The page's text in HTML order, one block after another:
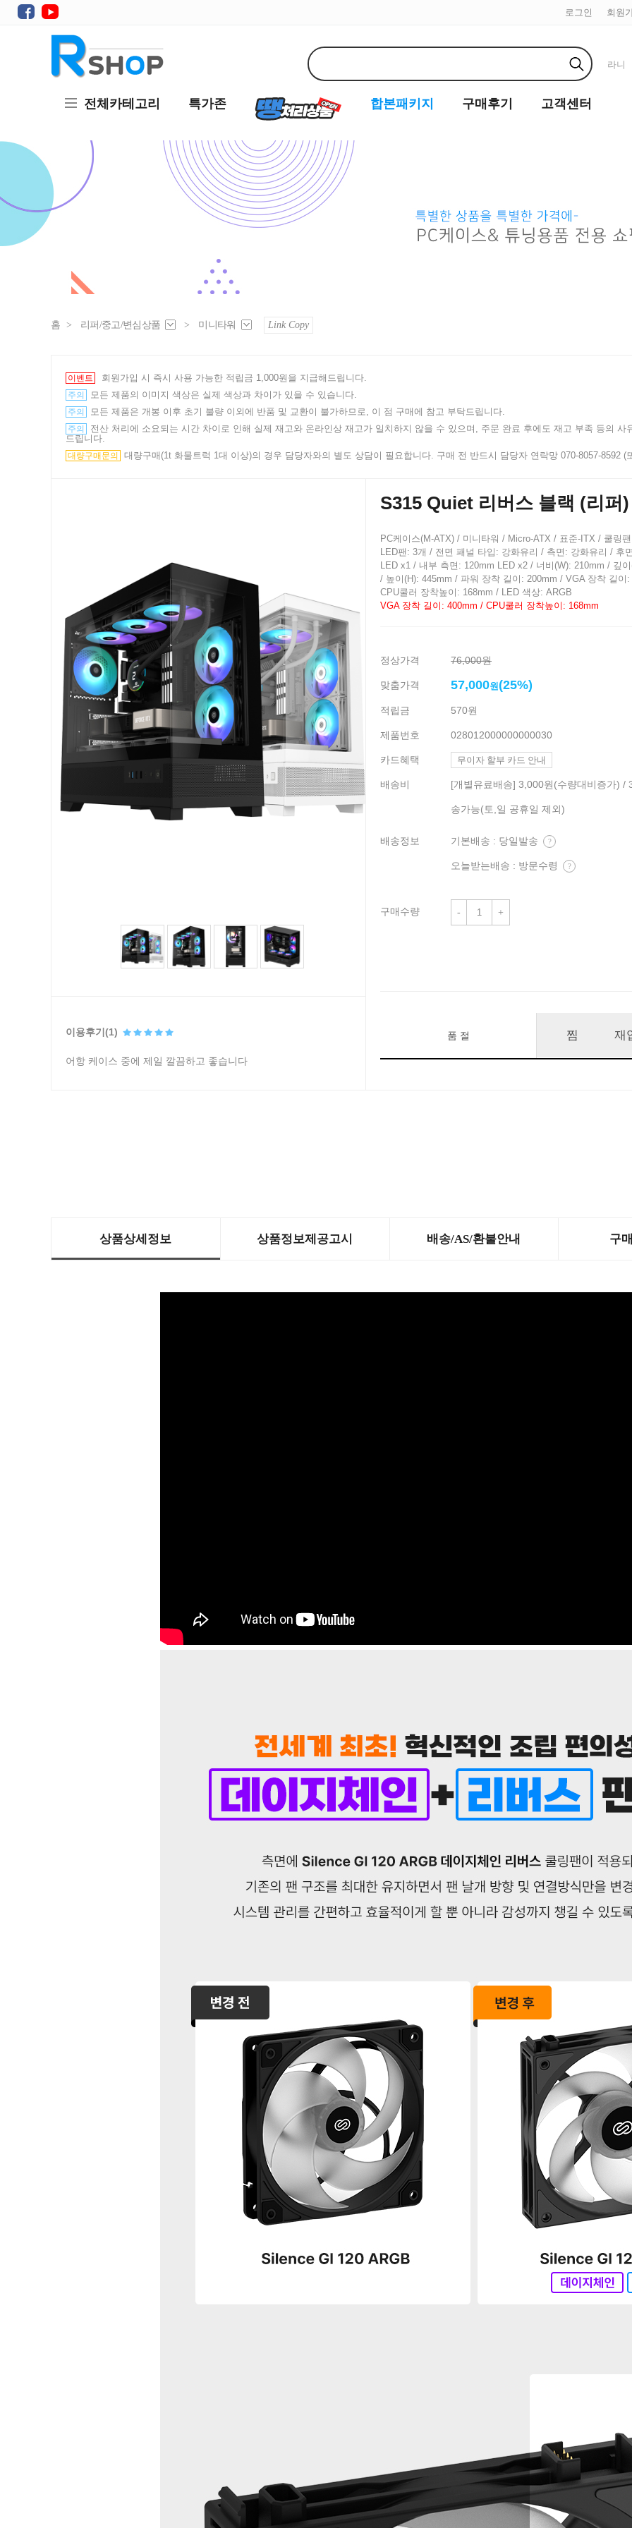
로그인 회원
라니
전체카테고리 특가존 합본패키지 구매후기 고객센터
홈 > 리퍼/중고/변심상품 > 미니타워 Link Copy
이벤트 회원가입 시 즉시 사용 가능한 적립금 1,000원을 지급해드립니다.
주의 모든 제품의 이미지 색상은 실제 색상과 차이가 있을 수 있습니다.
주의 모든 제품은 개봉 이후 초기 불량 이외에 반품 및 교환이 불가하므로, 이 점 구매에 참고 부탁드립니다.
주의
전산 처리에 소요되는 시간 차이로 인해 실제 재고와 온라인상 재고가 일치하지 않을 수 있으며, 주문 완료 후에도 재고 부족 등의
드립니다.
대량구매문의 대량구매(1t 화물트럭 1대 이상)의 경우 담당자와의 별도 상담이 필요합니다. 구매 전 반드시 담당자 연락망 070-8057-8592
이용후기(1)
어항 케이스 중에 제일 깔끔하고 좋습니다
S315 Quiet 리버스 블랙 (리퍼)
PC케이스(M-ATX) / 미니타워 / Micro-ATX / 표준-ITX / 쿨링
LED팬: 3개 / 전면 패널 타입: 강화유리 / 측면: 강화유리 / 후
LED x1 / 내부 측면: 120mm LED x2 / 너비(W): 210mm / 깊
/ 높이(H): 445mm / 파워 장착 길이: 200mm / VGA 장착 길이
CPU쿨러 장착높이: 168mm / LED 색상: ARGB
VGA 장착 길이: 400mm / CPU쿨러 장착높이: 168mm
정상가격 76,000원
맞춤가격 57,000원(25%)
적립금 570원
제품번호 028012000000000030
카드혜택 무이자 할부 카드 안내
배송비 [개별유료배송] 3,000원(수량대비증가) /
송가능(토,일 공휴일 제외)
배송정보 기본배송 : 당일발송 ?
오늘받는배송 : 방문수령 ?
구매수량 - +
품 절 찜 재
상품상세정보 상품정보제공고시 배송/AS/환불안내 구